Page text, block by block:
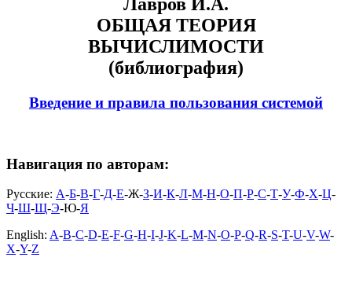
ОБЩАЯ ТЕОРИЯ
ВЫЧИСЛИМОСТИ
(библиография)
Введение и правила пользования системой
Навигация по авторам:
Русские: А-Б-В-Г-Д-Е-Ж-З-И-К-Л-М-Н-О-П-Р-С-Т-У-Ф-Х-Ц-
Ч-Ш-Щ-Э-Ю-Я
English: A-B-C-D-E-F-G-H-I-J-K-L-M-N-O-P-Q-R-S-T-U-V-W-
X-Y-Z